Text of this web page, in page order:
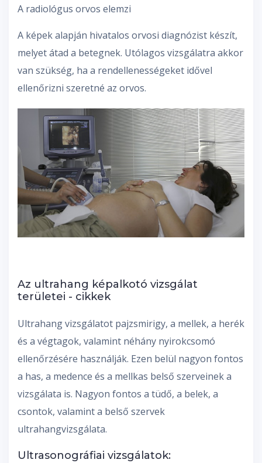
A radiológus orvos elemzi
A képek alapján hivatalos orvosi diagnózist készít,
melyet átad a betegnek. Utólagos vizsgálatra akkor
van szükség, ha a rendellenességeket idővel
ellenőrizni szeretné az orvos.
Az ultrahang képalkotó vizsgálat
területei - cikkek
Ultrahang vizsgálatot pajzsmirigy, a mellek, a herék
és a végtagok, valamint néhány nyirokcsomó
ellenőrzésére használják. Ezen belül nagyon fontos
a has, a medence és a mellkas belső szerveinek a
vizsgálata is. Nagyon fontos a tüdő, a belek, a
csontok, valamint a belső szervek
ultrahangvizsgálata.
Ultrasonográfiai vizsgálatok: